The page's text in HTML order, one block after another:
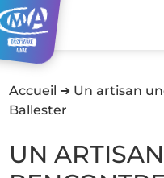
Accueil ➜ Un artisan
Ballester
UN